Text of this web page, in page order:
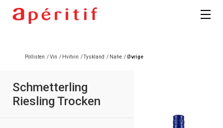
Pollisten /Vin / Hvitvin /Tyskland / Nahe /Øvrige
Schmetterling
Riesling Trocken